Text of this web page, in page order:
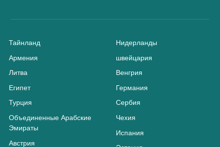
Тайнланд
Армения
Литва
Египет
Турция
Объединенные Арабские
Эмираты
Австрия
Нидерланды
швейцария
Венгрия
Германия
Сербия
Чехия
Испания